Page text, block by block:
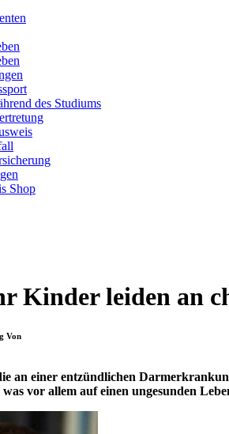
des Studiums
Shop
Kinder leiden an
Von
an einer entzündlichen
vor allem auf einen ungesunden